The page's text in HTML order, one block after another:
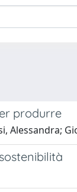
produrre
Alessandra;